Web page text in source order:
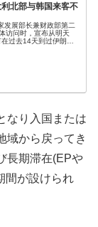
北部与韩国来客不
发展部长兼财政部第二
访问时，宣布从明天
过去14天到过伊朗、
なり入国または
域から戻ってき
長期滞在(EPや
間が設けられ